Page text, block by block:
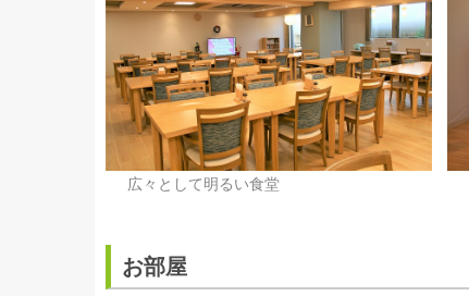
広々として明るい食堂
お部屋